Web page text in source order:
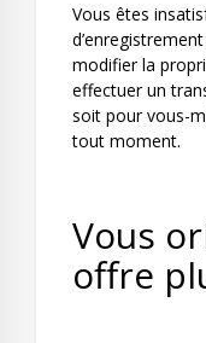
Vous êtes
modifier la
effectuer un
soit pour vous-
tout moment.
Vous
offre